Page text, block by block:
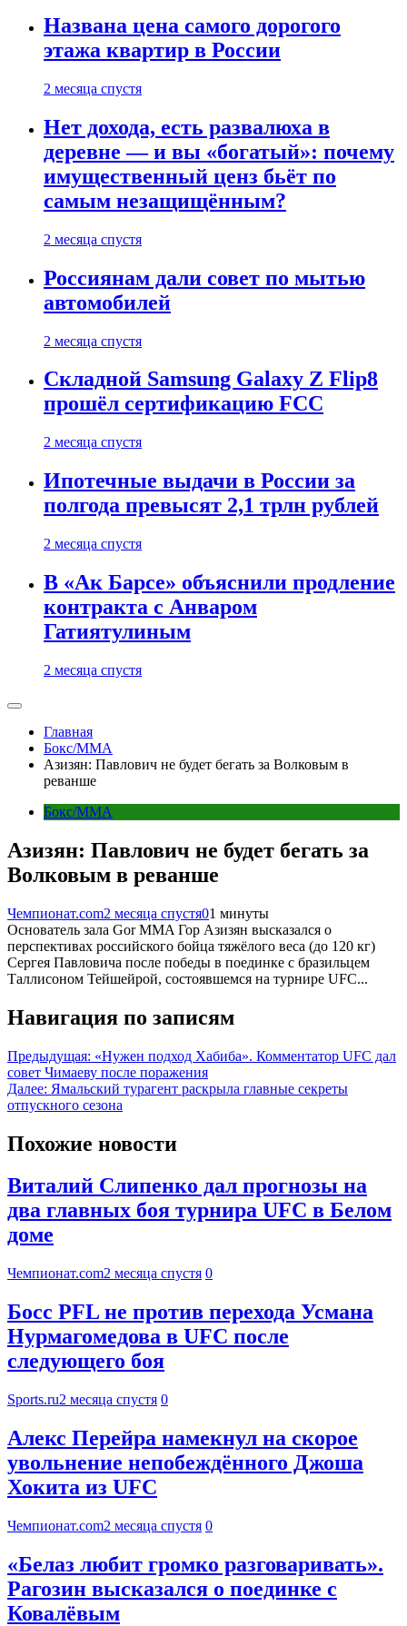
Названа цена самого дорогого
этажа квартир в России
2 месяца спустя
Нет дохода, есть развалюха в
деревне — и вы «богатый»: почему
имущественный ценз бьёт по
самым незащищённым?
2 месяца спустя
Россиянам дали совет по мытью
автомобилей
2 месяца спустя
Складной Samsung Galaxy Z Flip8
прошёл сертификацию FCC
2 месяца спустя
Ипотечные выдачи в России за
полгода превысят 2,1 трлн рублей
2 месяца спустя
В «Ак Барсе» объяснили продление
контракта с Анваром
Гатиятулиным
2 месяца спустя
Главная
Бокс/MMA
Азизян: Павлович не будет бегать за Волковым в
реванше
Бокс/MMA
Азизян: Павлович не будет бегать за
Волковым в реванше
Чемпионат.com2 месяца спустя01 минуты
Основатель зала Gor MMA Гор Азизян высказался о
перспективах российского бойца тяжёлого веса (до 120 кг)
Сергея Павловича после победы в поединке с бразильцем
Таллисоном Тейшейрой, состоявшемся на турнире UFC...
Навигация по записям
Предыдущая: «Нужен подход Хабиба». Комментатор UFC дал
совет Чимаеву после поражения
Далее: Ямальский турагент раскрыла главные секреты
отпускного сезона
Похожие новости
Виталий Слипенко дал прогнозы на
два главных боя турнира UFC в Белом
доме
Чемпионат.com2 месяца спустя 0
Босс PFL не против перехода Усмана
Нурмагомедова в UFC после
следующего боя
Sports.ru2 месяца спустя 0
Алекс Перейра намекнул на скорое
увольнение непобеждённого Джоша
Хокита из UFC
Чемпионат.com2 месяца спустя 0
«Белаз любит громко разговаривать».
Рагозин высказался о поединке с
Ковалёвым